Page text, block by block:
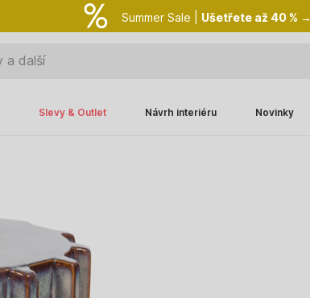
Summer Sale | Ušetřete až 40 % →
Slevy & Outlet Návrh interiéru Novinky